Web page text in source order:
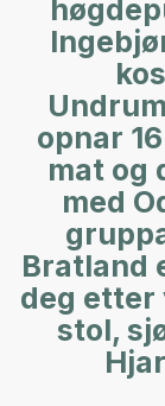
opnar
mat og
med
Bratland
deg etter
stol,